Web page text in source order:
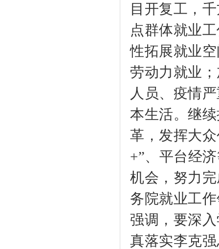
目开复工，
点群体就业
性拓展就业
劳动力就业
人员、疫情
本生活。继
革，发挥大
+”、平台经
机会，努力
务院就业工
强调，要深
真落实李克